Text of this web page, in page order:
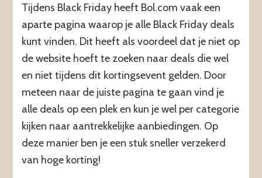
Tijdens Black Friday heeft Bol.com vaak een
aparte pagina waarop je alle Black Friday deals
kunt vinden. Dit heeft als voordeel dat je niet op
de website hoeft te zoeken naar deals die wel
en niet tijdens dit kortingsevent gelden. Door
meteen naar de juiste pagina te gaan vind je
alle deals op een plek en kun je wel per categorie
kijken naar aantrekkelijke aanbiedingen. Op
deze manier ben je een stuk sneller verzekerd
van hoge korting!